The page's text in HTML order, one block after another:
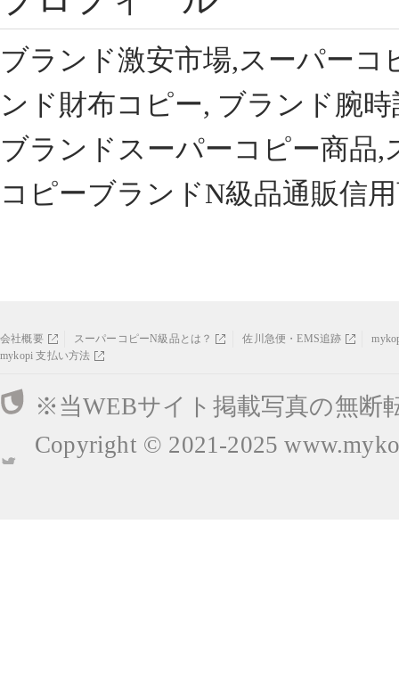
ブランド激安市場,スーパー
ンド財布コピー, ブランド腕
ブランドスーパーコピー商品
コピーブランドN級品通販信
会社概要 スーパーコピーN級品とは？ 佐川急便・EMS追跡
mykopi 支払い方法
※当WEBサイト掲載写真の無断
Copyright © 2021-2025